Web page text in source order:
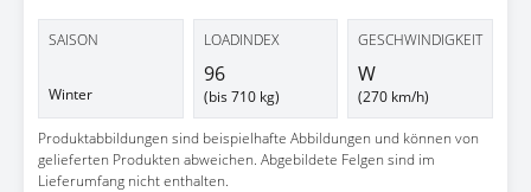
SAISON
Winter
LOADINDEX
96
(bis 710 kg)
GESCHWINDIGKEIT
W
(270 km/h)
Produktabbildungen sind beispielhafte Abbildungen und können von
gelieferten Produkten abweichen. Abgebildete Felgen sind im
Lieferumfang nicht enthalten.